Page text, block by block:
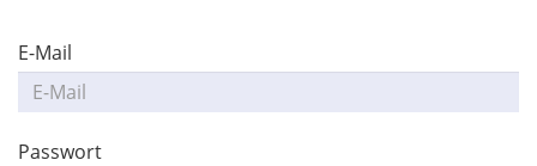
E-Mail
Passwort